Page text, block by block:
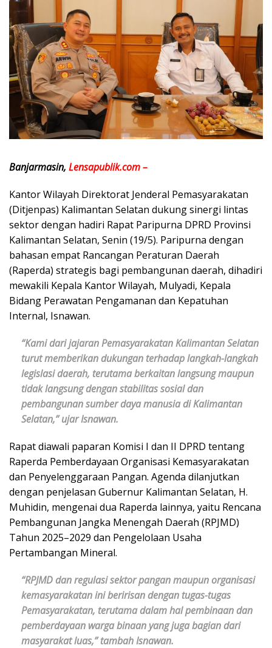
Banjarmasin, Lensapublik.com –
Kantor Wilayah Direktorat Jenderal Pemasyarakatan
(Ditjenpas) Kalimantan Selatan dukung sinergi lintas
sektor dengan hadiri Rapat Paripurna DPRD Provinsi
Kalimantan Selatan, Senin (19/5). Paripurna dengan
bahasan empat Rancangan Peraturan Daerah
(Raperda) strategis bagi pembangunan daerah, dihadiri
mewakili Kepala Kantor Wilayah, Mulyadi, Kepala
Bidang Perawatan Pengamanan dan Kepatuhan
Internal, Isnawan.
“Kami dari jajaran Pemasyarakatan Kalimantan Selatan
turut memberikan dukungan terhadap langkah-langkah
legislasi daerah, terutama berkaitan langsung maupun
tidak langsung dengan stabilitas sosial dan
pembangunan sumber daya manusia di Kalimantan
Selatan,” ujar Isnawan.
Rapat diawali paparan Komisi I dan II DPRD tentang
Raperda Pemberdayaan Organisasi Kemasyarakatan
dan Penyelenggaraan Pangan. Agenda dilanjutkan
dengan penjelasan Gubernur Kalimantan Selatan, H.
Muhidin, mengenai dua Raperda lainnya, yaitu Rencana
Pembangunan Jangka Menengah Daerah (RPJMD)
Tahun 2025–2029 dan Pengelolaan Usaha
Pertambangan Mineral.
“RPJMD dan regulasi sektor pangan maupun organisasi
kemasyarakatan ini beririsan dengan tugas-tugas
Pemasyarakatan, terutama dalam hal pembinaan dan
pemberdayaan warga binaan yang juga bagian dari
masyarakat luas,” tambah Isnawan.